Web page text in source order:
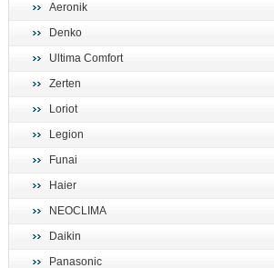
Aeronik
Denko
Ultima Comfort
Zerten
Loriot
Legion
Funai
Haier
NEOCLIMA
Daikin
Panasonic